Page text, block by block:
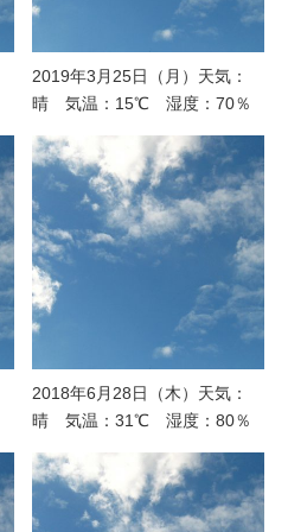
2019年3月25日（月）天気：
晴 気温：15℃ 湿度：70％
2018年6月28日（木）天気：
晴 気温：31℃ 湿度：80％